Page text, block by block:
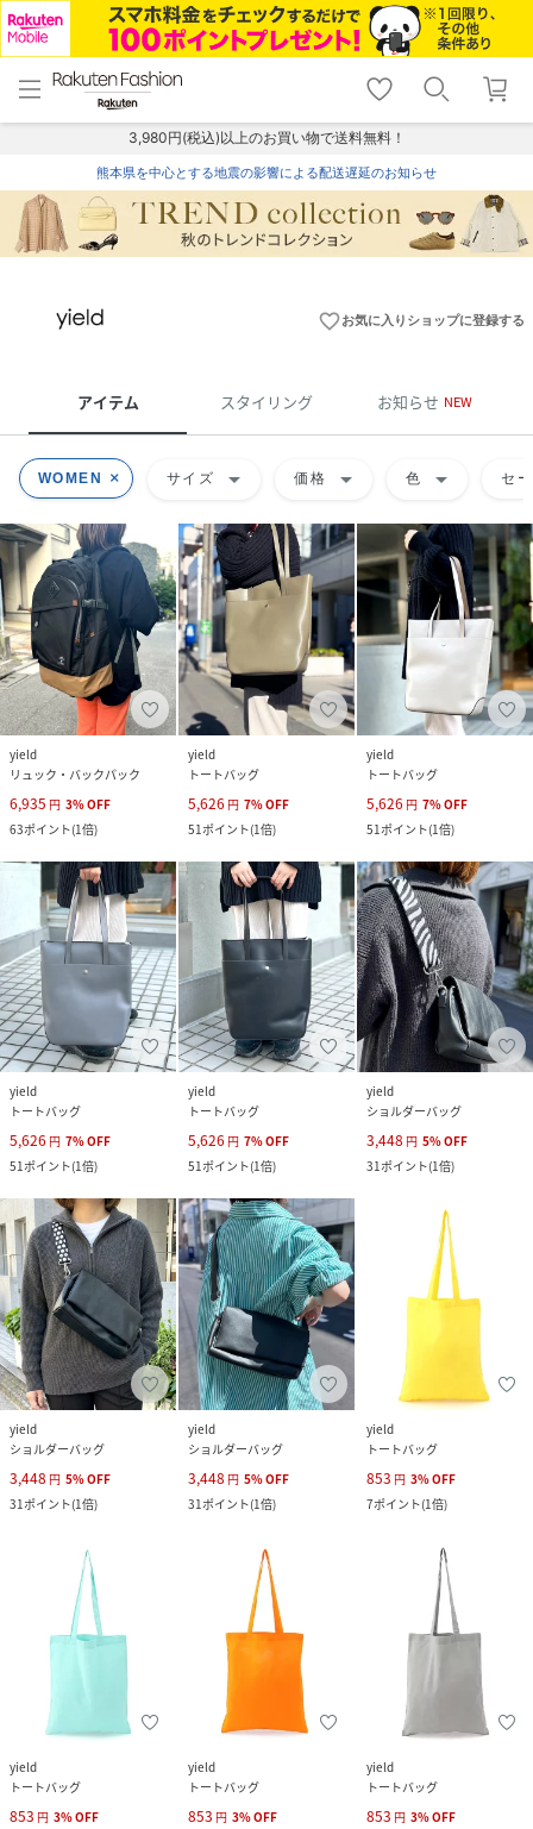
menu home
トップ
shopping_cart lock_outline
ログイン
3,980円(税込)以上のお買い物で送料無料！
熊本県を中心とする地震の影響による配送遅延のお知らせ
favorite_borderお気に入りショップに登録する
アイテム スタイリング お知らせ NEW
WOMEN サイズ arrow_drop_down 価格 arrow_drop_down 色 arrow_drop_down セ
yield
リュック・バックパック
6,935 円 3%OFF
63ポイント(1倍)
yield
トートバッグ
5,626 円 7%OFF
51ポイント(1倍)
yield
トートバッグ
5,626 円 7%OFF
51ポイント(1倍)
yield
トートバッグ
5,626 円 7%OFF
51ポイント(1倍)
yield
トートバッグ
5,626 円 7%OFF
51ポイント(1倍)
yield
ショルダーバッグ
3,448 円 5%OFF
31ポイント(1倍)
yield
ショルダーバッグ
3,448 円 5%OFF
31ポイント(1倍)
yield
ショルダーバッグ
3,448 円 5%OFF
31ポイント(1倍)
yield
トートバッグ
853 円 3%OFF
7ポイント(1倍)
yield
トートバッグ
853 円 3%OFF
yield
トートバッグ
853 円 3%OFF
yield
トートバッグ
853 円 3%OFF